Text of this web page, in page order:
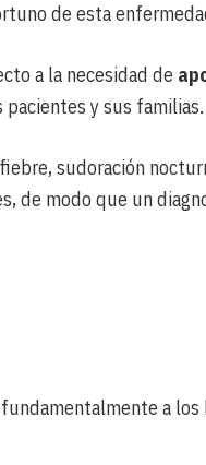
de esta
a la necesidad de
y sus familias.
sudoración
de modo que un
a